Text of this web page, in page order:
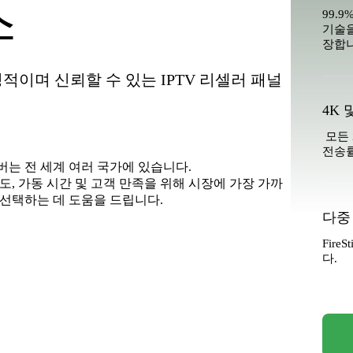
이며 신뢰할 수 있는 IPTV 리셀러 패널
는 전 세계 여러 국가에 있습니다.
, 가동 시간 및 고객 만족을 위해 시장에 가장 가까
택하는 데 도움을 드립니다.
기술
장합
4K
모든
전송
다
다.